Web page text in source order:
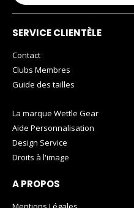
SERVICE CLIENTÈLE
Contact
Clubs Membres
Guide des tailles
La marque Wettle Gear
Aide Personnalisation
Design Service
Droits à l'image
A PROPOS